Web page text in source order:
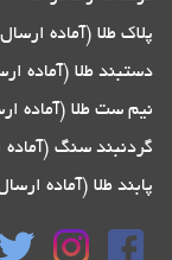
پلاک طلا (آماده
دستبند طلا (آماده
نیم ست طلا (آماده
گردنبند سنگ (آماده
پابند طلا (آماده